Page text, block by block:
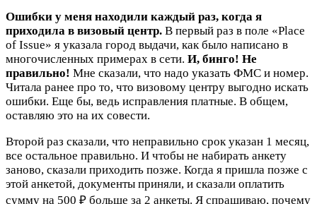
Ошибки у меня находили каждый раз, когда я
приходила в визовый центр. В первый раз в поле «Place
of Issue» я указала город выдачи, как было написано в
многочисленных примерах в сети. И, бинго! Не
правильно! Мне сказали, что надо указать ФМС и номер.
Читала ранее про то, что визовому центру выгодно искать
ошибки. Еще бы, ведь исправления платные. В общем,
оставляю это на их совести.
Второй раз сказали, что неправильно срок указан 1 месяц,
все остальное правильно. И чтобы не набирать анкету
заново, сказали приходить позже. Когда я пришла позже с
этой анкетой, документы приняли, и сказали оплатить
сумму на 500 ₽ больше за 2 анкеты. Я спрашиваю, почему